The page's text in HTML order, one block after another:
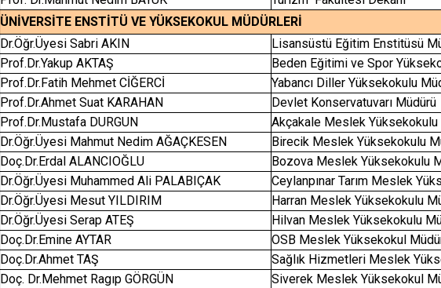
ÜNİVERSİTE ENSTİTÜ VE YÜKSEKOKUL MÜDÜRLERİ
Dr.Öğr.Üyesi Sabri AKIN
Lisansüstü Eğitim Enstitüsü
Prof.Dr.Yakup AKTAŞ
Beden Eğitimi ve Spor
Prof.Dr.Fatih Mehmet CİĞERCİ
Yabancı Diller Yüksekokulu
Prof.Dr.Ahmet Suat KARAHAN
Devlet Konservatuvarı Müdürü
Prof.Dr.Mustafa DURGUN
Akçakale Meslek Yüksekokulu
Dr.Öğr.Üyesi Mahmut Nedim AĞAÇKESEN
Birecik Meslek Yüksekokulu
Doç.Dr.Erdal ALANCIOĞLU
Bozova Meslek Yüksekokulu
Dr.Öğr.Üyesi Muhammed Ali PALABIÇAK
Ceylanpınar Tarım Meslek
Dr.Öğr.Üyesi Mesut YILDIRIM
Harran Meslek Yüksekokulu
Dr.Öğr.Üyesi Serap ATEŞ
Hilvan Meslek Yüksekokulu
Doç.Dr.Emine AYTAR
OSB Meslek Yüksekokul
Doç.Dr.Ahmet TAŞ
Sağlık Hizmetleri Meslek
Doç. Dr.Mehmet Ragıp GÖRGÜN
Siverek Meslek Yüksekokul